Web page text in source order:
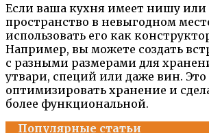
Если ваша кухня имеет нишу или
пространство в невыгодном
использовать его как
Например, вы можете создать
с разными размерами для
утвари, специй или даже вин.
оптимизировать хранение и
более функциональной.
Популярные статьи